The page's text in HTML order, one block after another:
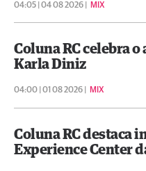
04:05 | 04 08 2026 | MIX
Coluna RC celebra
Karla Diniz
04:00 | 01 08 2026 | MIX
Coluna RC destaca
Experience Center